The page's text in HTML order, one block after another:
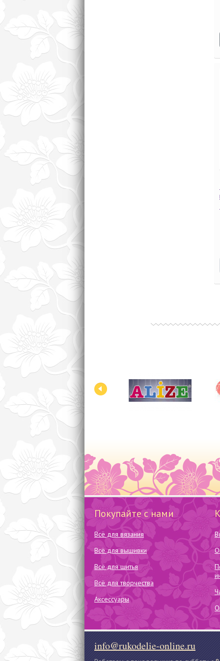
Покупайте с нами
Всё для вязания
Всё для вышивки
Всё для шитья
Всё для творчества
Аксессуары
info@rukodelie-online.ru